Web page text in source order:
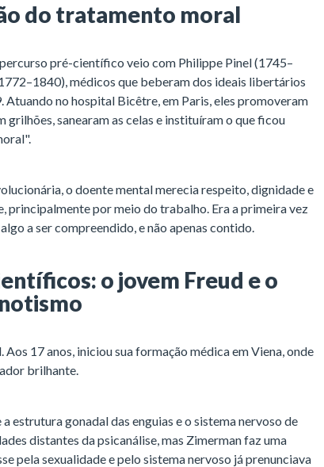
do tratamento moral
pré-científico veio com Philippe Pinel (1745–
médicos que beberam dos ideais libertários
Atuando no hospital Bicêtre, em Paris, eles promoveram
sanearam as celas e instituíram o que ficou
o doente mental merecia respeito, dignidade e
principalmente por meio do trabalho. Era a primeira vez
a ser compreendido, e não apenas contido.
o jovem Freud e o
Aos 17 anos, iniciou sua formação médica em Viena, onde
brilhante.
estrutura gonadal das enguias e o sistema nervoso de
distantes da psicanálise, mas Zimerman faz uma
pela sexualidade e pelo sistema nervoso já prenunciava